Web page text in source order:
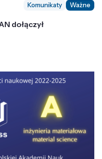
Komunikaty Ważne
dołączył